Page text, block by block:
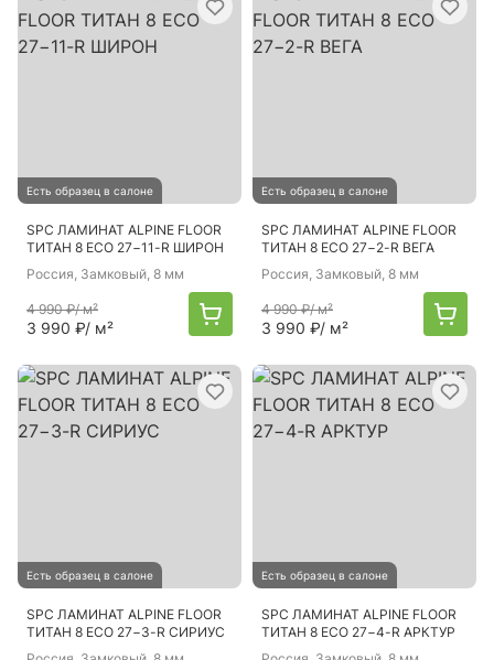
Есть образец в салоне
SPC ЛАМИНАТ ALPINE FLOOR
ТИТАН 8 ECO 27−11-R ШИРОН
Россия, Замковый, 8 мм
4 990 ₽/ м²
3 990 ₽/ м²
Есть образец в салоне
SPC ЛАМИНАТ ALPINE FLOOR
ТИТАН 8 ECO 27−2-R ВЕГА
Россия, Замковый, 8 мм
4 990 ₽/ м²
3 990 ₽/ м²
Есть образец в салоне
SPC ЛАМИНАТ ALPINE FLOOR
ТИТАН 8 ECO 27−3-R СИРИУС
Есть образец в салоне
SPC ЛАМИНАТ ALPINE FLOOR
ТИТАН 8 ECO 27−4-R АРКТУР